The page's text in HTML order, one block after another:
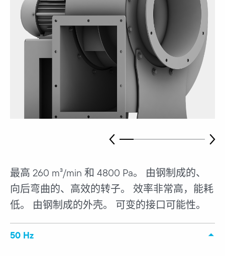
最高 260 m³/min 和 4800 Pa。 由钢制成的、
向后弯曲的、高效的转子。 效率非常高，能耗
低。 由钢制成的外壳。 可变的接口可能性。
50 Hz